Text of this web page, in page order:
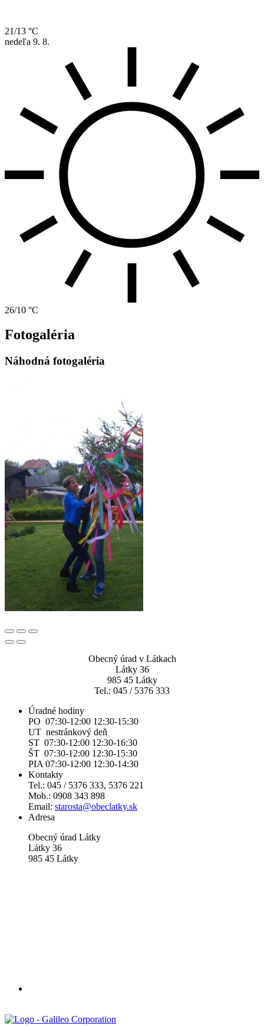
21/13 °C
nedeľa 9. 8.
26/10 °C
Fotogaléria
Náhodná fotogaléria
Obecný úrad v Látkach
Látky 36
985 45 Látky
Tel.: 045 / 5376 333
Úradné hodiny
PO 07:30-12:00 12:30-15:30
UT nestránkový deň
ST 07:30-12:00 12:30-16:30
ŠT 07:30-12:00 12:30-15:30
PIA 07:30-12:00 12:30-14:30
Kontakty
Tel.: 045 / 5376 333, 5376 221
Mob.: 0908 343 898
Email: starosta@obeclatky.sk
Adresa
Obecný úrad Látky
Látky 36
985 45 Látky